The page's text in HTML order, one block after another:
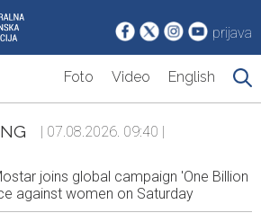
prijava
Foto Video English
| 07.08.2026. 09:40 |
joins global campaign 'One Billion
against women on Saturday